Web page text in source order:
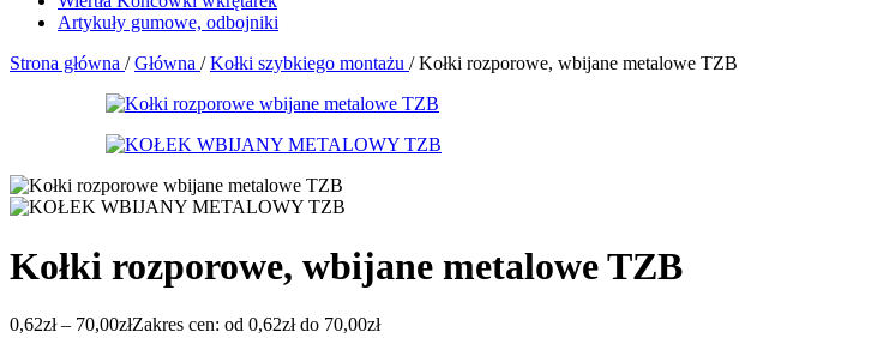
Artykuły gumowe, odbojniki
Strona główna / Główna / Kołki szybkiego montażu / Kołki rozporowe, wbijane metalowe TZB
Kołki rozporowe, wbijane metalowe TZB
0,62zł – 70,00złZakres cen: od 0,62zł do 70,00zł